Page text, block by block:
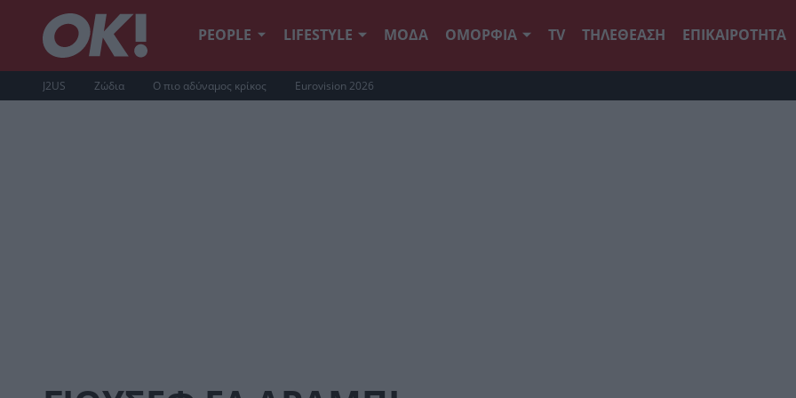
PEOPLE LIFESTYLE ΜΟΔΑ ΟΜΟΡΦΙΑ TV ΤΗΛΕΘΕΑΣΗ ΕΠΙΚΑΙΡΟΤΗΤΑ
J2US Ζώδια Ο πιο αδύναμος κρίκος Eurovision 2026